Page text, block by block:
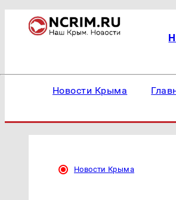
Новости Крыма
Новости Крыма